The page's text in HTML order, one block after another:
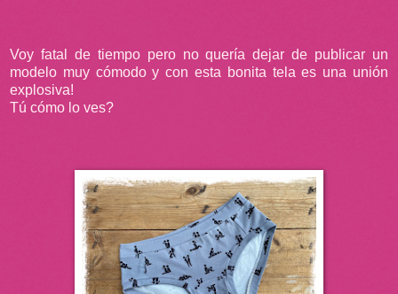
Voy fatal de tiempo pero no quería dejar de publicar un
modelo muy cómodo y con esta bonita tela es una unión
explosiva!
Tú cómo lo ves?